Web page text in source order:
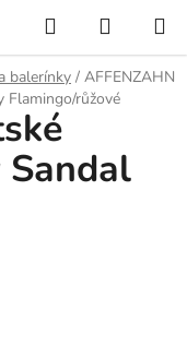
Hledat
KOŠÍK
balerínky / AFFENZAHN
Flamingo/růžové